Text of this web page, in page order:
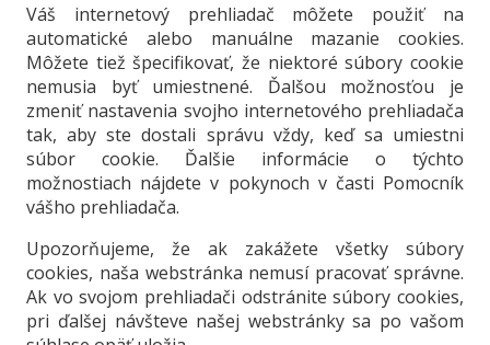
Váš internetový prehliadač môžete použiť na
automatické alebo manuálne mazanie cookies.
Môžete tiež špecifikovať, že niektoré súbory cookie
nemusia byť umiestnené. Ďalšou možnosťou je
zmeniť nastavenia svojho internetového prehliadača
tak, aby ste dostali správu vždy, keď sa umiestni
súbor cookie. Ďalšie informácie o týchto
možnostiach nájdete v pokynoch v časti Pomocník
vášho prehliadača.
Upozorňujeme, že ak zakážete všetky súbory
cookies, naša webstránka nemusí pracovať správne.
Ak vo svojom prehliadači odstránite súbory cookies,
pri ďalšej návšteve našej webstránky sa po vašom